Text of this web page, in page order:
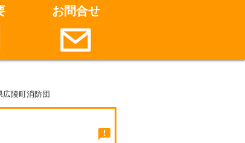
お問合せ
陵町消防団
announcement